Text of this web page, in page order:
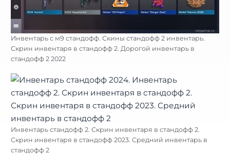
Инвентарь с м9 стандофф. Скины стандофф 2 инвентарь.
Скрин инвентаря в стандофф 2. Дорогой инвентарь в
стандофф 2 2022
Инвентарь стандофф 2. Скрин инвентаря в стандофф 2.
Скрин инвентаря в стандофф 2023. Средний инвентарь в
стандофф 2